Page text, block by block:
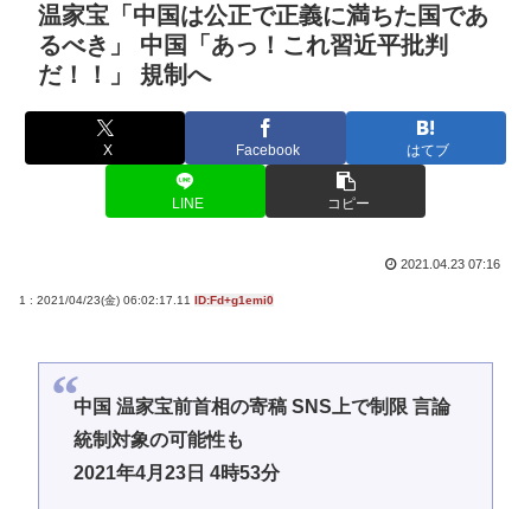
温家宝「中国は公正で正義に満ちた国であ
るべき」 中国「あっ！これ習近平批判
だ！！」 規制へ
X Facebook はてブ
LINE コピー
2021.04.23 07:16
1 : 2021/04/23(金) 06:02:17.11 ID:Fd+g1emi0
中国 温家宝前首相の寄稿 SNS上で制限 言論
統制対象の可能性も
2021年4月23日 4時53分